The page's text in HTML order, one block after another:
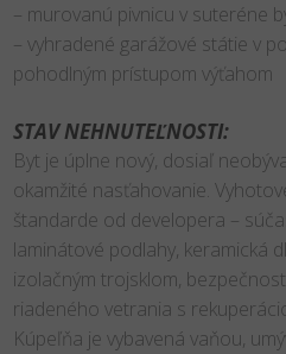
– murovanú pivnicu v suteréne
– vyhradené garážové státie v
pohodlným prístupom výťahom
STAV NEHNUTEĽNOSTI:
Byt je úplne nový, dosiaľ
okamžité nasťahovanie.
štandarde od developera –
laminátové podlahy, keramická
izolačným trojsklom,
riadeného vetrania s
Kúpeľňa je vybavená vaňou,